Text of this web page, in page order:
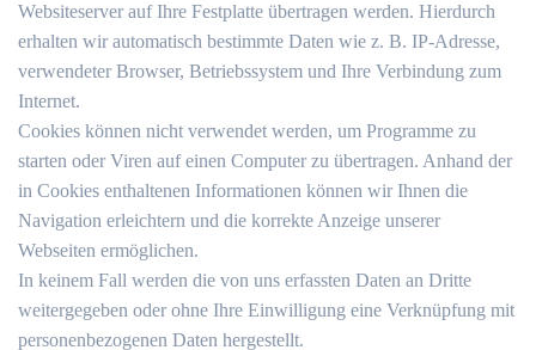
Websiteserver auf Ihre Festplatte übertragen werden. Hierdurch
erhalten wir automatisch bestimmte Daten wie z. B. IP-Adresse,
verwendeter Browser, Betriebssystem und Ihre Verbindung zum
Internet.
Cookies können nicht verwendet werden, um Programme zu
starten oder Viren auf einen Computer zu übertragen. Anhand der
in Cookies enthaltenen Informationen können wir Ihnen die
Navigation erleichtern und die korrekte Anzeige unserer
Webseiten ermöglichen.
In keinem Fall werden die von uns erfassten Daten an Dritte
weitergegeben oder ohne Ihre Einwilligung eine Verknüpfung mit
personenbezogenen Daten hergestellt.